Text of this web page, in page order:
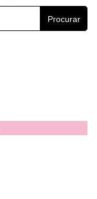
Procurar